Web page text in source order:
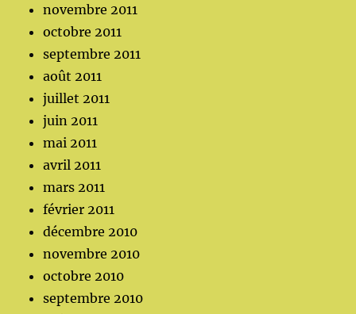
novembre 2011
octobre 2011
septembre 2011
août 2011
juillet 2011
juin 2011
mai 2011
avril 2011
mars 2011
février 2011
décembre 2010
novembre 2010
octobre 2010
septembre 2010